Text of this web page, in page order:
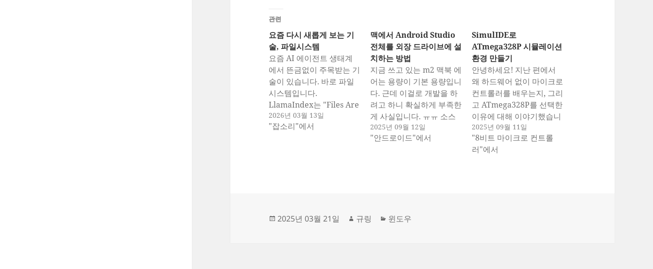
관련
요즘 다시 새롭게 보는 기
술, 파일시스템
요즘 AI 에이전트 생태계
에서 뜬금없이 주목받는 기
술이 있습니다. 바로 파일
시스템입니다.
LlamaIndex는 "Files Are
All You Need"를 발표했
고, LangChain은 에이전
새삼 열광하는 이유가 뭘까
2026년 03월 13일
"잡소리"에서
맥에서 Android Studio
전체를 외장 드라이브에 설
치하는 방법
지금 쓰고 있는 m2 맥북 에
어는 용량이 기본 용량입니
다. 근데 이걸로 개발을 하
려고 하니 확실하게 부족한
게 사실입니다. ㅠㅠ 소스
코드나 그런 것들이야 외장
ssd에 있어도 되는데 이젠
외장 드라이브에 설치할 수
2025년 09월 12일
"안드로이드"에서
SimulIDE로
ATmega328P 시뮬레이션
환경 만들기
안녕하세요! 지난 편에서
왜 하드웨어 없이 마이크로
컨트롤러를 배우는지, 그리
고 ATmega328P를 선택한
이유에 대해 이야기했습니
다. 이번 편에서는 본격적
으로 개발 환경을 구축해보
겠습니다. 무엇을 설치해야
2025년 09월 11일
"8비트 마이크로 컨트롤
러"에서
작
2025년 03월 21일
글
규링
카
윈도우